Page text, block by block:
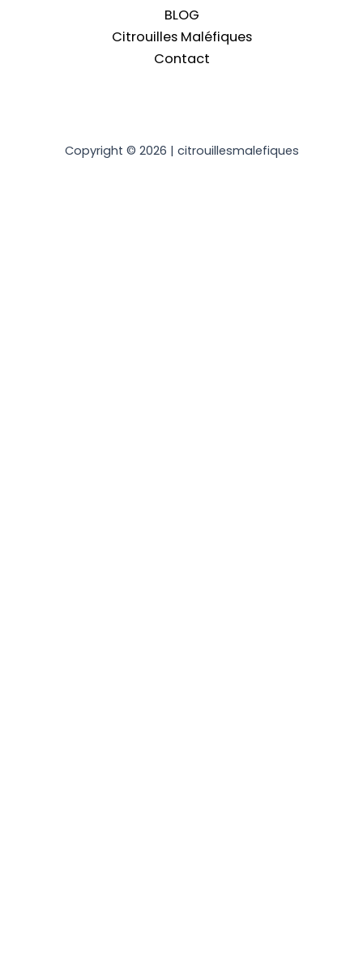
BLOG
Citrouilles Maléfiques
Contact
Copyright © 2026 | citrouillesmalefiques